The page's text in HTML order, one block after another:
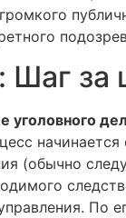
Шаг за
уголовного
начинается
(обычно
По